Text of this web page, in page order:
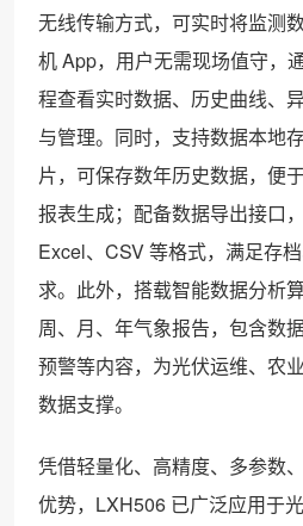
无线传输方式，可实时将监测
机 App，用户无需现场值守，
程查看实时数据、历史曲线、
与管理。同时，支持数据本地
片，可保存数年历史数据，便
报表生成；配备数据导出接口
Excel、CSV 等格式，满足存
求。此外，搭载智能数据分析
周、月、年气象报告，包含数
预警等内容，为光伏运维、农
数据支撑。
凭借轻量化、高精度、多参数
优势，LXH506 已广泛应用于